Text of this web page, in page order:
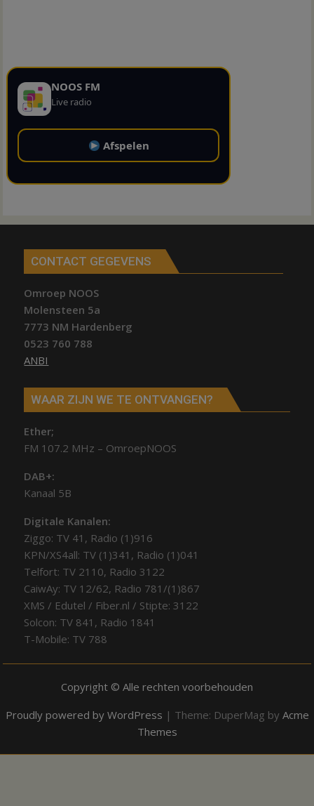
NOOS FM
Live radio
Afspelen
CONTACT GEGEVENS
Omroep NOOS
Molensteen 5a
7773 NM Hardenberg
0523 760 788
ANBI
WAAR ZIJN WE TE ONTVANGEN?
Ether;
FM 107.2 MHz – OmroepNOOS
DAB+:
Kanaal 5B
Digitale Kanalen:
Ziggo: TV 41, Radio (1)916
KPN/XS4all: TV (1)341, Radio (1)041
Telfort: TV 2110, Radio 3122
CaiwAy: TV 12/62, Radio 781/(1)867
XMS / Edutel / Fiber.nl / Stipte: 3122
Solcon: TV 841, Radio 1841
T-Mobile: TV 788
Copyright © Alle rechten voorbehouden
Proudly powered by WordPress | Theme: DuperMag by Acme
Themes